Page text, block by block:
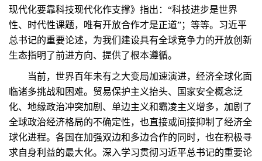
现代化要靠科技现代化作支撑》指出：“科技进步是世界
性、时代性课题，唯有开放合作才是正道”；等等。习近平
总书记的重要论述，为我们建设具有全球竞争力的开放创新
生态指明了前进方向、提供了根本遵循。
当前，世界百年未有之大变局加速演进，经济全球化面
临诸多挑战和困难。贸易保护主义抬头、国家安全概念泛
化、地缘政治冲突加剧、单边主义和霸凌主义增多，加剧了
全球政治经济格局的不确定性，也直接或间接抑制了经济全
球化进程。各国在加强双边和多边合作的同时，也在积极寻
求自身利益的最大化。深入学习贯彻习近平总书记的重要论